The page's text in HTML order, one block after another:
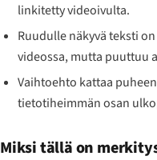
linkitetty videoivulta.
Ruudulle näkyvä teksti
videossa, mutta puuttuu
Vaihtoehto kattaa
tietotiheimmän osan
Miksi tällä on